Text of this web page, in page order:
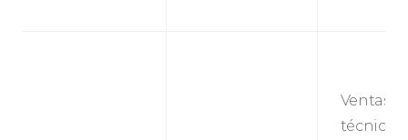
Ventas y
técnico